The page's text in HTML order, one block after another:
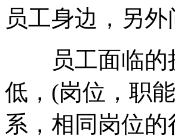
员工身边，另
员工面临的
低，(岗位，职
系，相同岗位